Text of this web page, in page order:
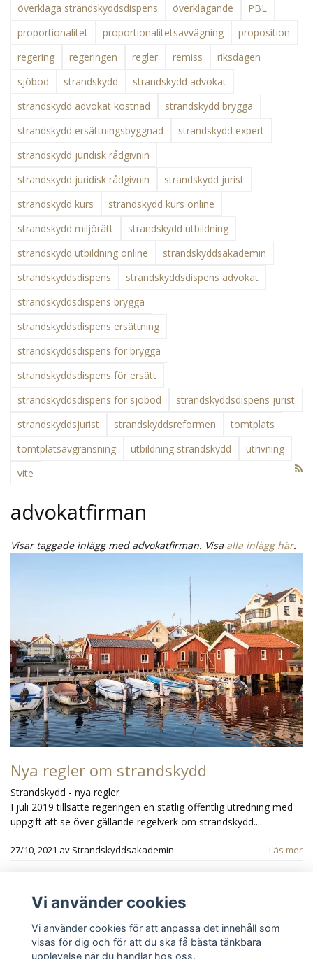
överklaga strandskyddsdispens
överklagande
PBL
proportionalitet
proportionalitetsavvägning
proposition
regering
regeringen regler remiss
riksdagen
sjöbod
strandskydd
strandskydd advokat
strandskydd advokat kostnad
strandskydd brygga
strandskydd ersättningsbyggnad
strandskydd expert
strandskydd juridisk rådgivnin
strandskydd juridisk rådgivnin
strandskydd jurist
strandskydd kurs
strandskydd kurs online
strandskydd miljörätt
strandskydd utbildning
strandskydd utbildning online
strandskyddsakademin
strandskyddsdispens
strandskyddsdispens advokat
strandskyddsdispens brygga
strandskyddsdispens ersättning
strandskyddsdispens för brygga
strandskyddsdispens för ersätt
strandskyddsdispens för sjöbod
strandskyddsdispens jurist
strandskyddsjurist
strandskyddsreformen
tomtplats
tomtplatsavgränsning
utbildning strandskydd
utrivning
vite
advokatfirman
Visar taggade inlägg med advokatfirman. Visa alla inlägg här.
Nya regler om strandskydd
Strandskydd - nya regler
I juli 2019 tillsatte regeringen en statlig offentlig utredning med
uppgift att se över gällande regelverk om strandskydd....
27/10, 2021 av Strandskyddsakademin Läs mer
Vi använder cookies
Vi använder cookies för att anpassa det innehåll som
visas för dig och för att du ska få bästa tänkbara
upplevelse när du handlar hos oss.